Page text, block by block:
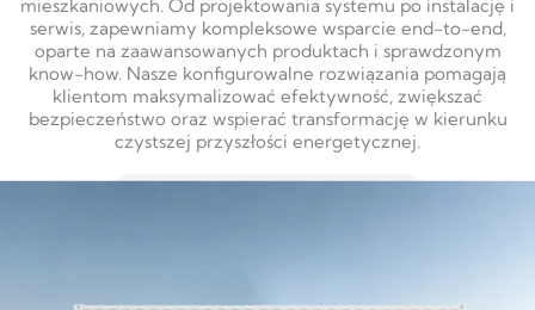
mieszkaniowych. Od projektowania systemu po instalację i
serwis, zapewniamy kompleksowe wsparcie end-to-end,
oparte na zaawansowanych produktach i sprawdzonym
know-how. Nasze konfigurowalne rozwiązania pomagają
klientom maksymalizować efektywność, zwiększać
bezpieczeństwo oraz wspierać transformację w kierunku
czystszej przyszłości energetycznej.